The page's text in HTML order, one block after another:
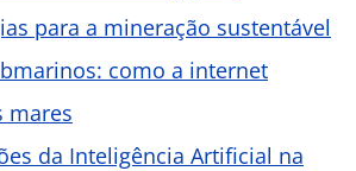
para a mineração sustentável
como a internet
mares
da Inteligência Artificial na